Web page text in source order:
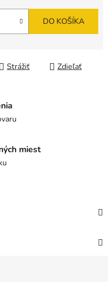
DO KOŠÍKA
Strážiť Zdieľať
miest